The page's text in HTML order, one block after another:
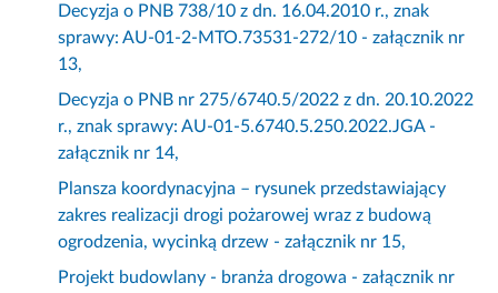
Decyzja o PNB 738/10 z dn. 16.04.2010 r., znak
sprawy: AU-01-2-MTO.73531-272/10 - załącznik nr
13,
Decyzja o PNB nr 275/6740.5/2022 z dn. 20.10.2022
r., znak sprawy: AU-01-5.6740.5.250.2022.JGA -
załącznik nr 14,
Plansza koordynacyjna – rysunek przedstawiający
zakres realizacji drogi pożarowej wraz z budową
ogrodzenia, wycinką drzew - załącznik nr 15,
Projekt budowlany - branża drogowa - załącznik nr